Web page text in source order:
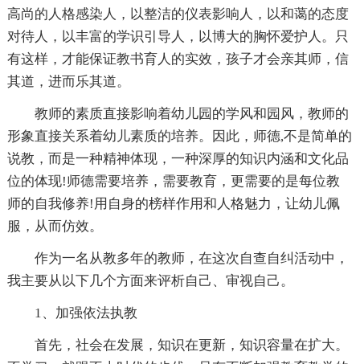
高尚的人格感染人，以整洁的仪表影响人，以和蔼的态度
对待人，以丰富的学识引导人，以博大的胸怀爱护人。只
有这样，才能保证教书育人的实效，孩子才会亲其师，信
其道，进而乐其道。
教师的素质直接影响着幼儿园的学风和园风，教师的
形象直接关系着幼儿素质的培养。因此，师德,不是简单的
说教，而是一种精神体现，一种深厚的知识内涵和文化品
位的体现!师德需要培养，需要教育，更需要的是每位教
师的自我修养!用自身的榜样作用和人格魅力，让幼儿佩
服，从而仿效。
作为一名从教多年的教师，在这次自查自纠活动中，
我主要从以下几个方面来评析自己、审视自己。
1、加强依法执教
首先，社会在发展，知识在更新，知识容量在扩大。